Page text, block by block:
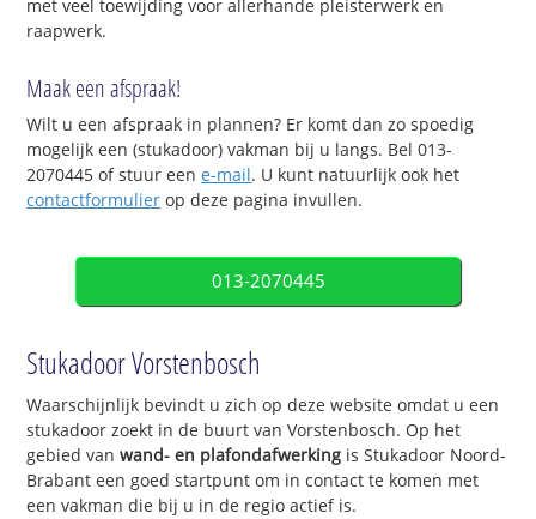
met veel toewijding voor allerhande pleisterwerk en
raapwerk.
Maak een afspraak!
Wilt u een afspraak in plannen? Er komt dan zo spoedig
mogelijk een (stukadoor) vakman bij u langs. Bel 013-
2070445 of stuur eene-mail. U kunt natuurlijk ook het
contactformulier op deze pagina invullen.
013-2070445
Stukadoor Vorstenbosch
Waarschijnlijk bevindt u zich op deze website omdat u een
stukadoor zoekt in de buurt van Vorstenbosch. Op het
gebied vanwand- en plafondafwerking is Stukadoor Noord-
Brabant een goed startpunt om in contact te komen met
een vakman die bij u in de regio actief is.